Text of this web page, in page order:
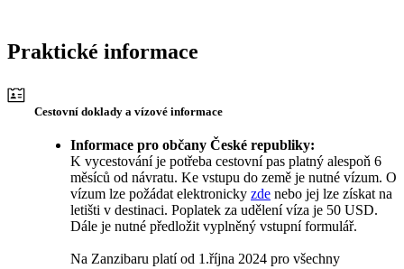
Praktické informace
Cestovní doklady a vízové informace
Informace pro občany České republiky:
K vycestování je potřeba cestovní pas platný alespoň 6
měsíců od návratu. Ke vstupu do země je nutné vízum. O
vízum lze požádat elektronicky zde nebo jej lze získat na
letišti v destinaci. Poplatek za udělení víza je 50 USD.
Dále je nutné předložit vyplněný vstupní formulář.
Na Zanzibaru platí od 1.října 2024 pro všechny